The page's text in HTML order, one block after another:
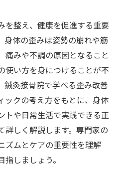
を整え、健康を促進する重要
身体の歪みは姿勢の崩れや筋
痛みや不調の原因となること
使い方を身につけることが不
鍼灸接骨院で学べる歪み改善
ックの考え方をもとに、身体
トや日常生活で実践できる正
詳しく解説します。専門家の
ズムとケアの重要性を理解
しましょう。